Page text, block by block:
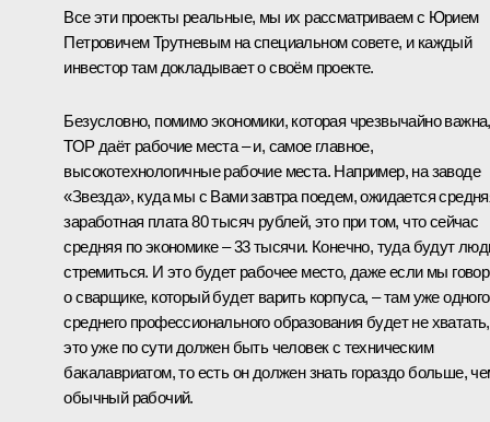
Все эти проекты реальные, мы их рассматриваем с Юрием
ПетровичемТрутневымна специальном совете, и каждый
инвестор там докладывает о своём проекте.
Безусловно, помимо экономики, которая чрезвычайно важна,
ТОР даёт рабочие места – и, самое главное,
высокотехнологичные рабочие места. Например, на заводе
«Звезда», куда мы с Вами завтра поедем, ожидается
заработная плата 80 тысяч рублей, это при том, что сейчас
средняя по экономике – 33 тысячи. Конечно, туда будут
стремиться. И это будет рабочее место, даже если мы
о сварщике, который будет варить корпуса, – там уже одного
среднего профессионального образования будет не хватать,
это уже по сути должен быть человек с техническим
бакалавриатом, то есть он должен знать гораздо больше,
обычный рабочий.